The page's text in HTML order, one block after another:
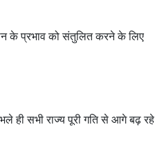
के प्रभाव को संतुलित करने के लिए
ही सभी राज्य पूरी गति से आगे बढ़ रहे